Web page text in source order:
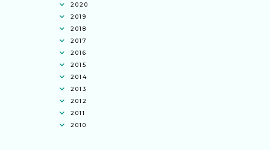
2020
2019
2018
2017
2016
2015
2014
2013
2012
2011
2010